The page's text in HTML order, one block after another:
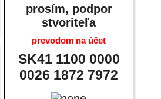
prosím, podpor
stvoriteľa
prevodom na účet
SK41 1100 0000
0026 1872 7972